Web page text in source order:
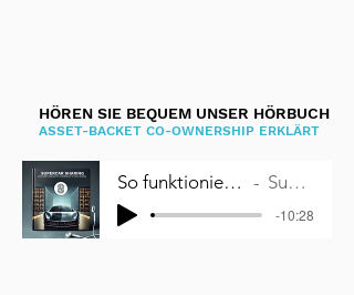
HÖREN SIE BEQUEM UNSER HÖRBUCH
ASSET-BACKET CO-OWNERSHIP ERKLÄRT
So funktioniert Miteigentum an Autos Supercar Sharing
-10:28